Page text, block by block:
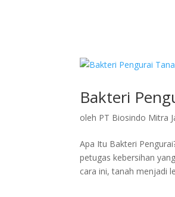
Bakteri
oleh PT Biosindo Mitra
Apa Itu Bakteri
petugas kebersihan
cara ini, tanah menjadi